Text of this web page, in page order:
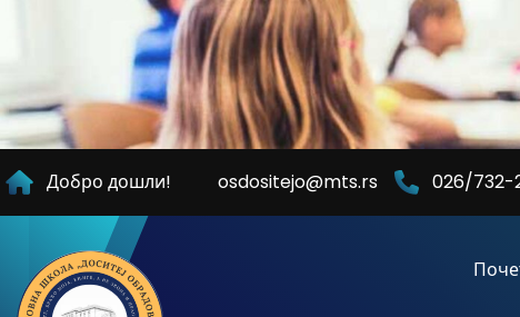
Добро дошли! osdositejo@mts.rs 026/732-